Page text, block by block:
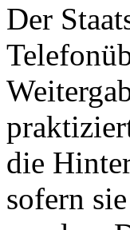
Der
die
sofern